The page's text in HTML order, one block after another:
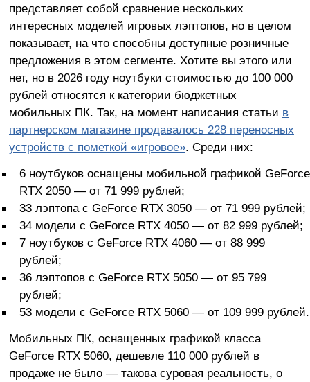
представляет собой сравнение нескольких
интересных моделей игровых лэптопов, но в целом
показывает, на что способны доступные розничные
предложения в этом сегменте. Хотите вы этого или
нет, но в 2026 году ноутбуки стоимостью до 100 000
рублей относятся к категории бюджетных
мобильных ПК. Так, на момент написания статьи в
партнерском магазине продавалось 228 переносных
устройств с пометкой «игровое». Среди них:
6 ноутбуков оснащены мобильной графикой GeForce
RTX 2050 — от 71 999 рублей;
33 лэптопа с GeForce RTX 3050 — от 71 999 рублей;
34 модели с GeForce RTX 4050 — от 82 999 рублей;
7 ноутбуков с GeForce RTX 4060 — от 88 999
рублей;
36 лэптопов с GeForce RTX 5050 — от 95 799
рублей;
53 модели с GeForce RTX 5060 — от 109 999 рублей.
Мобильных ПК, оснащенных графикой класса
GeForce RTX 5060, дешевле 110 000 рублей в
продаже не было — такова суровая реальность, о